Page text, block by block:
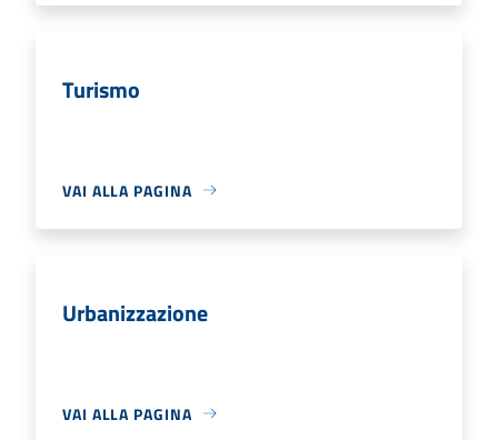
Turismo
VAI ALLA PAGINA
Urbanizzazione
VAI ALLA PAGINA